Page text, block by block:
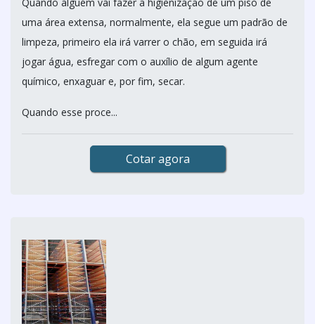
uma área extensa, normalmente, ela segue um padrão de
limpeza, primeiro ela irá varrer o chão, em seguida irá
jogar água, esfregar com o auxílio de algum agente
químico, enxaguar e, por fim, secar.
Quando esse proce...
Cotar agora